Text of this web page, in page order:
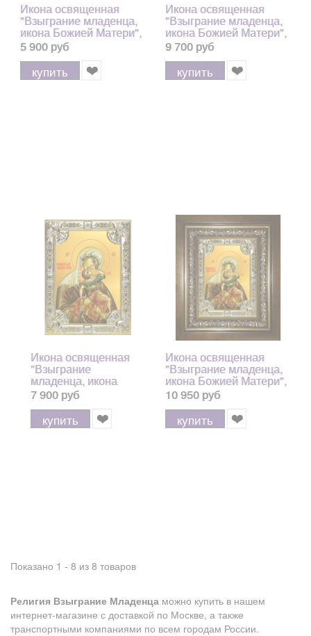
Икона освященная
"Взыграние младенца,
икона Божией Матери",
14x18 см
5 900 руб
купить
Икона освященная
"Взыграние младенца,
икона Божией Матери",
в киоте 20x24 см
9 700 руб
купить
Икона освященная
"Взыграние
младенца, икона
Божией Матери",
18x24 см, со стразами
7 900 руб
купить
Икона освященная
"Взыграние младенца,
икона Божией Матери",
в киоте 24x30 см
10 950 руб
купить
Показано 1 - 8 из 8 товаров
Религия Взыграние Младенца можно купить в нашем
интернет-магазине с доставкой по Москве, а также
транспортными компаниями по всем городам России.